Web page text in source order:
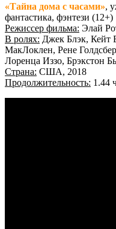
«Тайна дома с часами»,
фантастика, фэнтези (12+)
Режиссер фильма: Элай
В ролях: Джек Блэк, Кейт
МакЛоклен, Рене
Лоренца Иззо, Брэкстон
Страна: США, 2018
Продолжительность: 1.44